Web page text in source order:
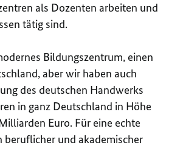
als Dozenten arbeiten und
tätig sind.
Bildungszentrum, einen
aber wir haben auch
des deutschen Handwerks
in ganz Deutschland in Höhe
Euro. Für eine echte
beruflicher und akademischer